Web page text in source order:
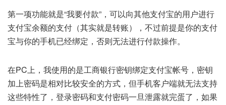
第一项功能就是“我要付款”，可以向其他支付宝的用户进行
支付宝余额的支付（其实就是转账），不过前提是你的支付
宝与你的手机已经绑定，否则无法进行付款操作。
在PC上，我使用的是工商银行密钥绑定支付宝帐号，密钥
加上密码是相对比较安全的方式，但手机客户端就无法支持
这些特性了，登录密码和支付密码一旦泄露就完蛋了，如果